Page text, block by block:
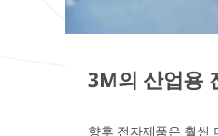
3M의 산업용
향후 전자제품은 훨씬